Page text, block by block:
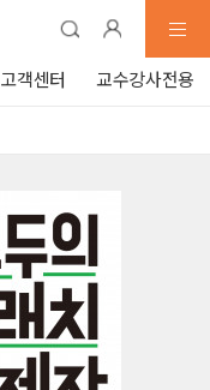
고객센터 교수강사전용